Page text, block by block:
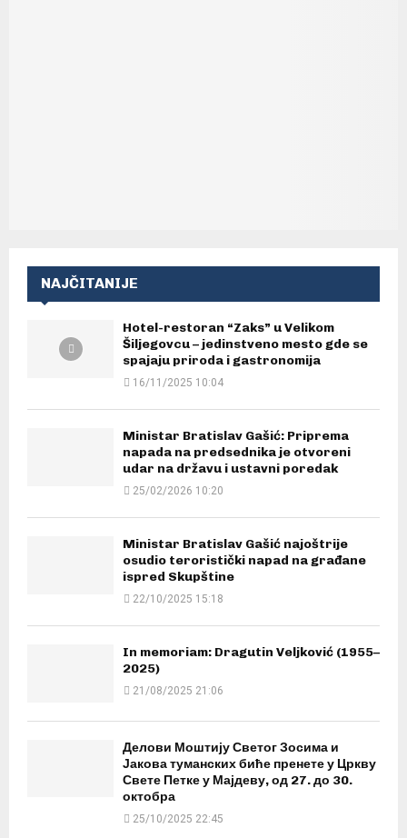
NAJČITANIJE
Hotel-restoran “Zaks” u Velikom
Šiljegovcu – jedinstveno mesto gde se
spajaju priroda i gastronomija
16/11/2025 10:04
Ministar Bratislav Gašić: Priprema
napada na predsednika je otvoreni
udar na državu i ustavni poredak
25/02/2026 10:20
Ministar Bratislav Gašić najoštrije
osudio teroristički napad na građane
ispred Skupštine
22/10/2025 15:18
In memoriam: Dragutin Veljković (1955–
2025)
21/08/2025 21:06
Делови Моштију Светог Зосима и
Јакова туманских биће пренете у Цркву
Свете Петке у Мајдеву, од 27. до 30.
октобра
25/10/2025 22:45